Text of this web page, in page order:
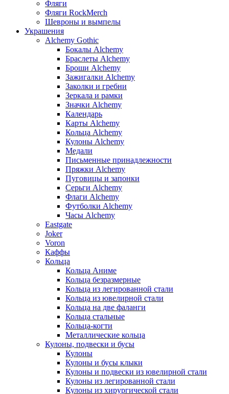
Фляги
Фляги RockMerch
Шевроны и вымпелы
Украшения
Alchemy Gothic
Бокалы Alchemy
Браслеты Alchemy
Броши Alchemy
Зажигалки Alchemy
Заколки и гребни
Зеркала и рамки
Значки Alchemy
Календарь
Карты Alchemy
Кольца Alchemy
Кулоны Alchemy
Медали
Письменные принадлежности
Пряжки Alchemy
Пуговицы и запонки
Серьги Alchemy
Флаги Alchemy
Футболки Alchemy
Часы Alchemy
Eastgate
Joker
Voron
Каффы
Кольца
Кольца Аниме
Кольца безразмерные
Кольца из легированной стали
Кольца из ювелирной стали
Кольца на две фаланги
Кольца стальные
Кольца-когти
Металлические кольца
Кулоны, подвески и бусы
Кулоны
Кулоны и бусы клыки
Кулоны и подвески из ювелирной стали
Кулоны из легированной стали
Кулоны из хирургической стали